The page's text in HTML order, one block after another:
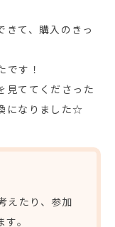
きて、購入のきっ
です！
見ててくださった
になりました☆
えたり、参加
。